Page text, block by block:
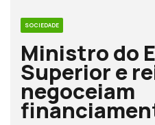
SOCIEDADE
Ministro do
Superior e
negoceiam